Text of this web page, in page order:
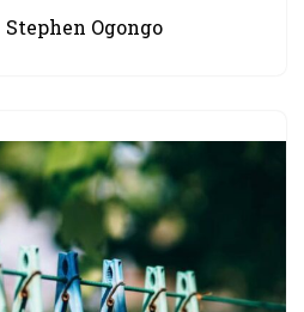
Stephen Ogongo